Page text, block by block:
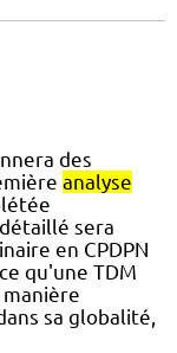
des
analyse
sera
en CPDPN
qu'une TDM
manière
sa globalité,